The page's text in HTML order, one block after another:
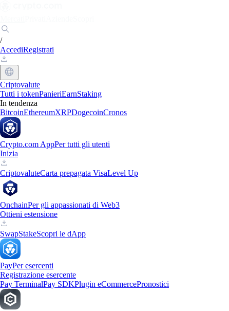
/
AccediRegistrati
Criptovalute
Tutti i tokenPanieriEarnStaking
In tendenza
BitcoinEthereumXRPDogecoinCronos
Crypto.com AppPer tutti gli utenti
Inizia
CriptovaluteCarta prepagata VisaLevel Up
OnchainPer gli appassionati di Web3
Ottieni estensione
SwapStakeScopri le dApp
PayPer esercenti
Registrazione esercente
Pay TerminalPay SDKPlugin eCommercePronostici